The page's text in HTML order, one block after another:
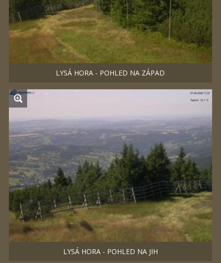
LYSÁ HORA - POHLED NA ZÁPAD
LYSÁ HORA - POHLED NA JIH